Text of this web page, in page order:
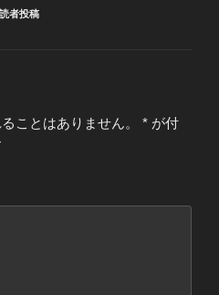
読者投稿
ことはありません。 * が付